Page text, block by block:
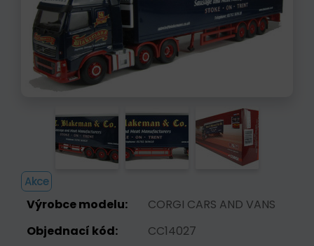
Akce
Výrobce modelu:
CORGI CARS AND VANS
Objednací kód:
CC14027